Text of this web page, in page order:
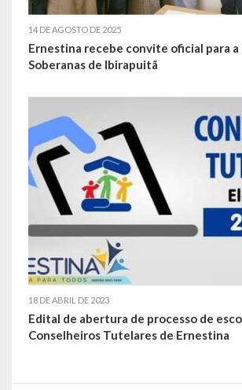
Obras e Viação
Saúde
Serviços Urbanos
Legislação
ATOS NORMATIVOS
LEIS ORDINÁRIAS
LEIS COMPLEMENTARES
DECRETOS
Publicações
14 DE AGOSTO DE 2025
Ernestina recebe convite oficial para a
Soberanas de Ibirapuitã
18 DE ABRIL DE 2023
Edital de abertura de processo de
Conselheiros Tutelares de Ernestina